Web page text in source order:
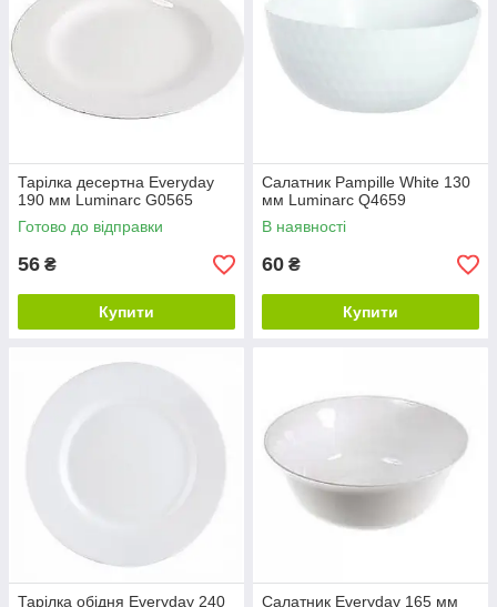
Тарілка десертна Everyday
190 мм Luminarc G0565
Готово до відправки
56 ₴
Купити
Салатник Pampille White 130
мм Luminarc Q4659
В наявності
60 ₴
Купити
Тарілка обідня Everyday 240
Салатник Everyday 165 мм